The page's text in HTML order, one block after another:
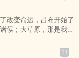
改变命运，吕布开始了
侯；大草原，那是我的
我？有你求我的时
何chu去不得。
13